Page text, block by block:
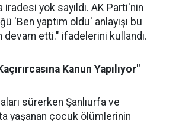
yok sayıldı. AK Parti'nin
'Ben yaptım oldu' anlayışı bu
etti." ifadelerini kullandı.
Kanun Yapılıyor"
sürerken Şanlıurfa ve
yaşanan çocuk ölümlerinin